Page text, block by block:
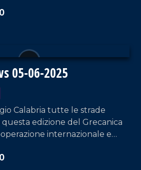
unisce cultura, memoria e
05-06-2025
Calabria tutte le strade
edizione del Grecanica
internazionale e
d'Italia.